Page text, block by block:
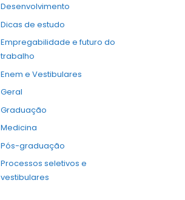
Desenvolvimento
Dicas de estudo
Empregabilidade e futuro do
trabalho
Enem e Vestibulares
Geral
Graduação
Medicina
Pós-graduação
Processos seletivos e
vestibulares